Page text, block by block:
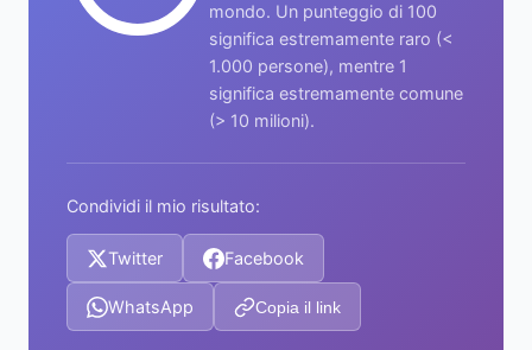
mondo. Un punteggio di 100
significa estremamente raro (<
1.000 persone), mentre 1
significa estremamente comune
(> 10 milioni).
Condividi il mio risultato:
Twitter Facebook
WhatsApp Copia il link